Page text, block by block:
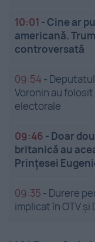
10:01 -Cine ar
americană.
controversată
09:54 - Deputatul
Voronin au
electorale
09:46 - Doar
britanică au
Prințesei
09:35 - Durere
implicat în OTV și